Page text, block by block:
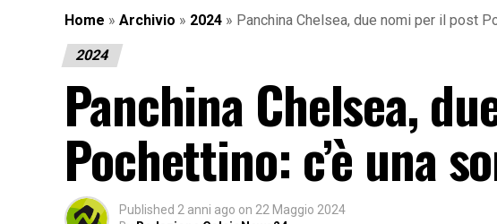
Home » Archivio » 2024 » Panchina Chelsea, due nomi per il post
2024
Panchina Chelsea,
Pochettino: c’è una
Published 2 anni ago on 22 Maggio 2024